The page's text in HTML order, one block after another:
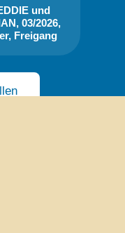
und
03/2026,
Freigang